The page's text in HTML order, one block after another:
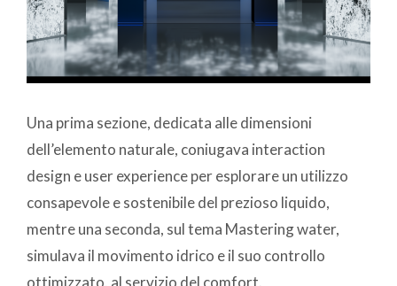
Una prima sezione, dedicata alle dimensioni
dell’elemento naturale, coniugava interaction
design e user experience per esplorare un utilizzo
consapevole e sostenibile del prezioso liquido,
mentre una seconda, sul tema Mastering water,
simulava il movimento idrico e il suo controllo